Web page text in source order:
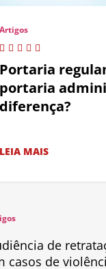
Artigos
Portaria
portaria
diferença?
LEIA MAIS
de
casos de